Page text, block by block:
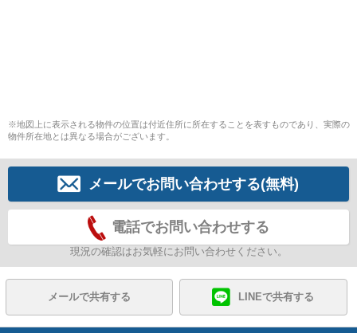
※地図上に表示される物件の位置は付近住所に所在することを表すものであり、実際の
物件所在地とは異なる場合がございます。
メールでお問い合わせする(無料)
電話でお問い合わせする
現況の確認はお気軽にお問い合わせください。
メールで共有する LINEで共有する